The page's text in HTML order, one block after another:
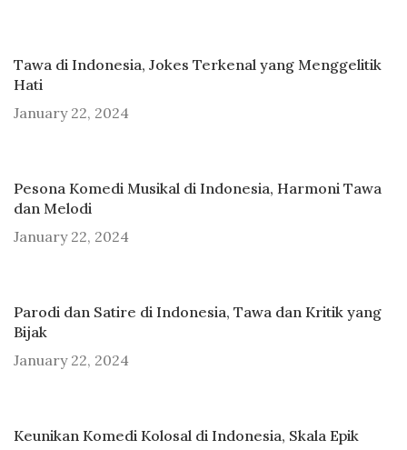
Tawa di Indonesia, Jokes Terkenal yang Menggelitik
Hati
January 22, 2024
Pesona Komedi Musikal di Indonesia, Harmoni Tawa
dan Melodi
January 22, 2024
Parodi dan Satire di Indonesia, Tawa dan Kritik yang
Bijak
January 22, 2024
Keunikan Komedi Kolosal di Indonesia, Skala Epik